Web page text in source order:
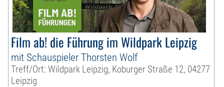
Film ab! die Führung im Wildpark Leipzig
mit Schauspieler Thorsten Wolf
Treff/Ort: Wildpark Leipzig, Koburger Straße 12, 04277
Leipzig